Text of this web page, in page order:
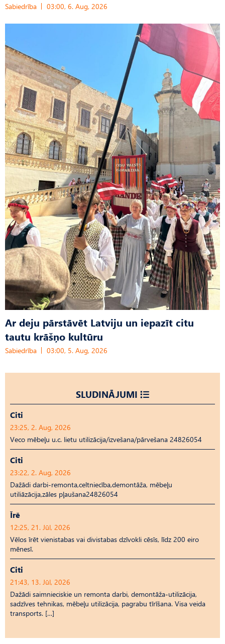
Sabiedrība 03:00, 6. Aug, 2026
Ar deju pārstāvēt Latviju un iepazīt citu
tautu krāšņo kultūru
Sabiedrība 03:00, 5. Aug, 2026
SLUDINĀJUMI
Citi
23:25, 2. Aug, 2026
Veco mēbeļu u.c. lietu utilizācija/izvešana/pārvešana 24826054
Citi
23:22, 2. Aug, 2026
Dažādi darbi-remonta,celtniecība,demontāža, mēbeļu
utiliāzācija,zāles pļaušana24826054
Īrē
12:25, 21. Jūl, 2026
Vēlos īrēt vienistabas vai divistabas dzīvokli cēsīs, līdz 200 eiro
mēnesī.
Citi
21:43, 13. Jūl, 2026
Dažādi saimnieciskie un remonta darbi, demontāža-utilizācija,
sadzīves tehnikas, mēbeļu utilizācija, pagrabu tīrīšana. Visa veida
transports. […]